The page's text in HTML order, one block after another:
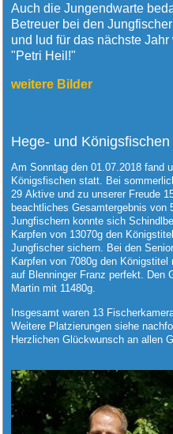
Auch die Jungendwarte
Betreuer bei den
und lud für das nächste
"Petri Heil!"
weitere Bilder
Hege- und
Am Sonntag den 01.07.2018 fand
Königsfischen statt. Bei
29 Aktive und zu unserer Freude
beachtliches Gesamtergebnis von
Jungfischern konnte sich
Karpfen von 13070g den
Jungfischer sichern. Bei den
Karpfen von 7080g den
auf Blenninger Franz perfekt. Den
Martin mit 11480g.
Insgesamt waren 13
Weitere Platzierungen siehe
Herzlichen Glückwunsch an allen